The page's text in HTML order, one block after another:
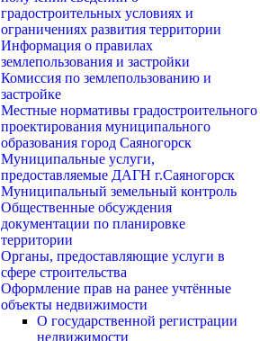
градостроительных условиях и
ограничениях развития территории
Информация о правилах
землепользования и застройки
Комиссия по землепользованию и
застройке
Местные нормативы градостроительного
проектирования муниципального
образования город Саяногорск
Муниципальные услуги,
предоставляемые ДАГН г.Саяногорск
Муниципальный земельный контроль
Общественные обсуждения
документации по планировке
территории
Органы, предоставляющие услуги в
сфере строительства
Оформление прав на ранее учтённые
объекты недвижимости
О государственной регистрации
недвижимости